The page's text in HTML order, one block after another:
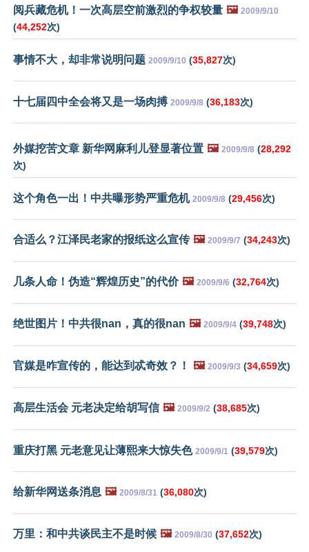
阅兵藏危机！一次高层空前激烈的争权较量 🖼️ 2009/9/10
(44,252次)
事情不大，却非常说明问题 2009/9/10 (35,827次)
十七届四中全会将又是一场肉搏 2009/9/8 (36,183次)
外媒挖苦文章 新华网麻利儿登显著位置 🖼️ 2009/9/8 (28,292
次)
这个角色一出！中共曝形势严重危机 2009/9/8 (29,456次)
合适么？江泽民老家的报纸这么宣传 🖼️ 2009/9/7 (34,243次)
几条人命！伪造“辉煌历史”的代价 🖼️ 2009/9/6 (32,764次)
绝世图片！中共很nan，真的很nan 🖼️ 2009/9/4 (39,748次)
官媒是咋宣传的，能达到忒奇效？！ 🖼️ 2009/9/3 (34,659次)
高层生活会 元老决定给胡写信 🖼️ 2009/9/2 (38,685次)
重庆打黑 元老意见让薄熙来大惊失色 2009/9/1 (39,579次)
给新华网送条消息 🖼️ 2009/8/31 (36,080次)
万里：和中共谈民主不是时候 🖼️ 2009/8/30 (37,652次)